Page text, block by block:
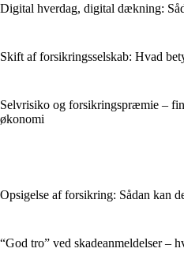
Digital hverdag, digital dækning:
Skift af forsikringsselskab: Hvad
Selvrisiko og forsikringspræmie –
økonomi
Opsigelse af forsikring: Sådan kan
“God tro” ved skadeanmeldelser –